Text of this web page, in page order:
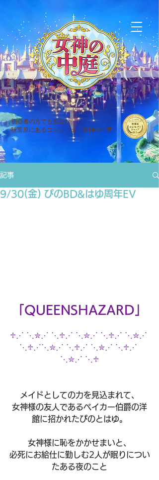
初心者の方でも安心な
秋葉原にあるコンカフェ「女神の中庭」
記事
9/30(金) ぴのBD&はゆ周年EV
「QUEENSHAZARD」
♱⋰ ⋱✮⋰ ⋱♱⋰ ⋱✮⋰ ⋱♱⋰ ⋱✮⋰
⋱♱⋰⋱✮⋰ ⋱♱⋰ ⋱✮⋰ ⋱♱⋰
⋱✮⋰ ⋱♱
メイドとしての力を見込まれて、
女神様の友人であるベイカー伯爵の洋
館に招かれたぴのとはゆ。
女神様に恥をかかせまいと、
必死にお給仕に勤しむ2人が眠りについ
たある夜のこと